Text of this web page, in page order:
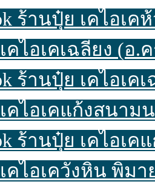
ร้านปุ๋ย เคไอ
คไอเคเฉลียง (อ.
ร้านปุ๋ย เคไอเ
คไอเคแก้งสนาม
ร้านปุ๋ย เคไอ
คไอเควังหิน พิม